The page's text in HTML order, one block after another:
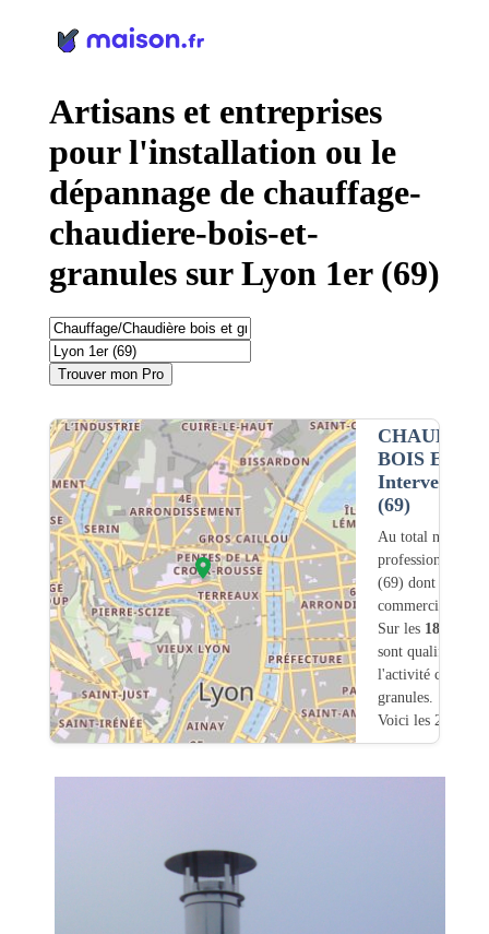
Artisans et entreprises
pour l'installation ou le
dépannage de chauffage-
chaudiere-bois-et-
granules sur Lyon 1er (69)
Trouver mon Pro
BOIS ET
Intervention
(69)
Au total nous
professionnels
(69) dont
commerciale
Sur les 1890
sont qualifiés
l'activité
granules.
Voici les 20